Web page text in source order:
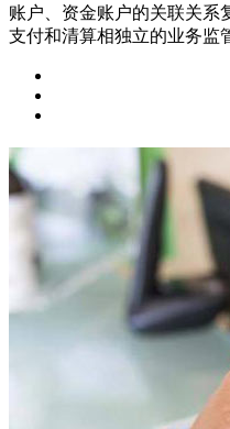
账户、资金账户的关联关系
支付和清算相独立的业务监